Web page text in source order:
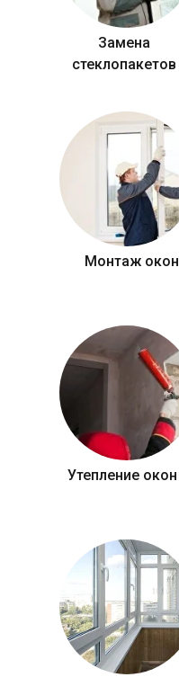
Замена
стеклопакетов
Монтаж окон
Утепление окон